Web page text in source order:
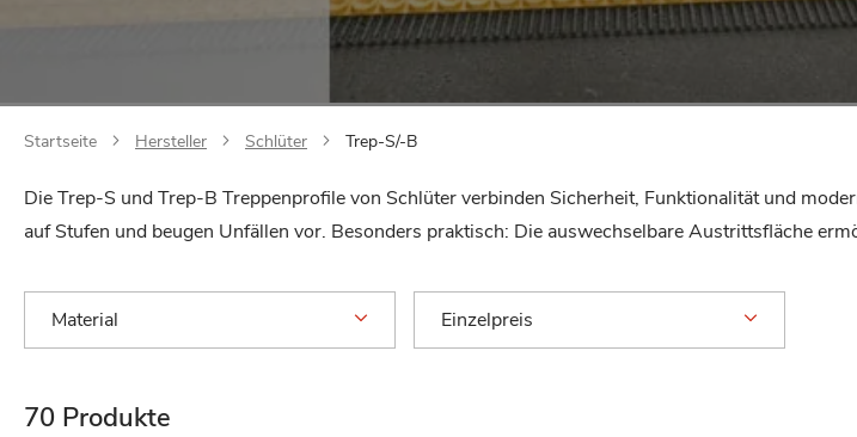
Startseite Hersteller Schlüter Trep-S/-B
Die Trep-S und Trep-B Treppenprofile von Schlüter verbinden Sicherheit, Funktionalität und
auf Stufen und beugen Unfällen vor. Besonders praktisch: Die auswechselbare Austrittsfläche
Material Einzelpreis
70 Produkte